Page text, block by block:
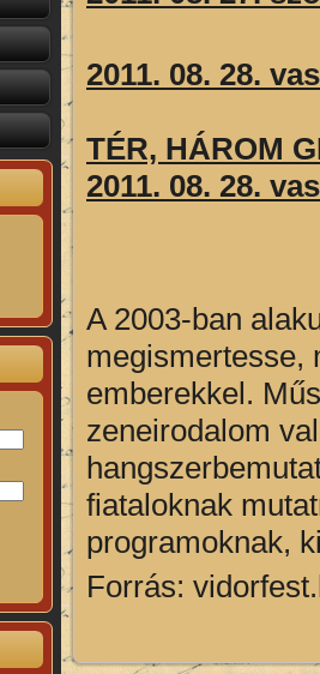
2011. 08. 28.
TÉR, HÁROM
2011. 08. 28.
A 2003-ban
megismertesse,
emberekkel.
zeneirodalom
fiataloknak
programoknak,
Forrás: